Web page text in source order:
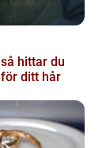
ditt hår